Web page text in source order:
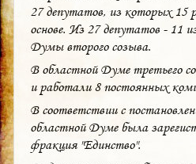
27 депутатов, из которых 15
основе. Из 27 депутатов - 11
Думы второго созыва.
В областной Думе третьего
и работали 8 постоянных
В соответствии с
областной Думе была
фракция "Единство".